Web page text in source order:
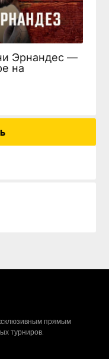
Эрнандес —
на
прямым
турниров.